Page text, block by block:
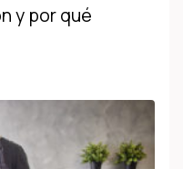
y por qué